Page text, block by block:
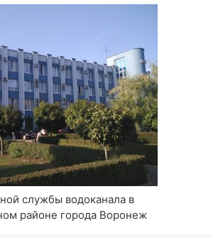
службы водоканала в
районе города Воронеж